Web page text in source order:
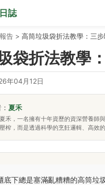
誌
告 > 高筒垃圾袋折法教學：三
袋折法教學
年04月12日
夏禾
禾，一名擁有十年資歷的資深營養師
榨，而是透過科學的烹飪邏輯、高效
底下總是塞滿亂糟糟的高筒垃